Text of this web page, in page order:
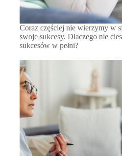
Coraz częściej nie wierzymy w
swoje sukcesy. Dlaczego nie
sukcesów w pełni?